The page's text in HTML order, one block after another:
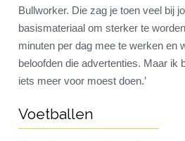
Bullworker. Die zag je toen veel bij
basismateriaal om sterker te
minuten per dag mee te werken en
beloofden die advertenties. Maar ik
iets meer voor moest doen.’
Voetballen